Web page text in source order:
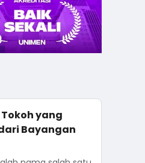
yang
Bayangan